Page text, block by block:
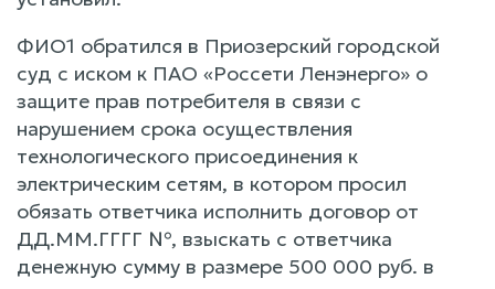
ФИО1 обратился в Приозерский городской
суд с иском к ПАО «Россети Ленэнерго» о
защите прав потребителя в связи с
нарушением срока осуществления
технологического присоединения к
электрическим сетям, в котором просил
обязать ответчика исполнить договор от
ДД.ММ.ГГГГ №, взыскать с ответчика
денежную сумму в размере 500 000 руб. в